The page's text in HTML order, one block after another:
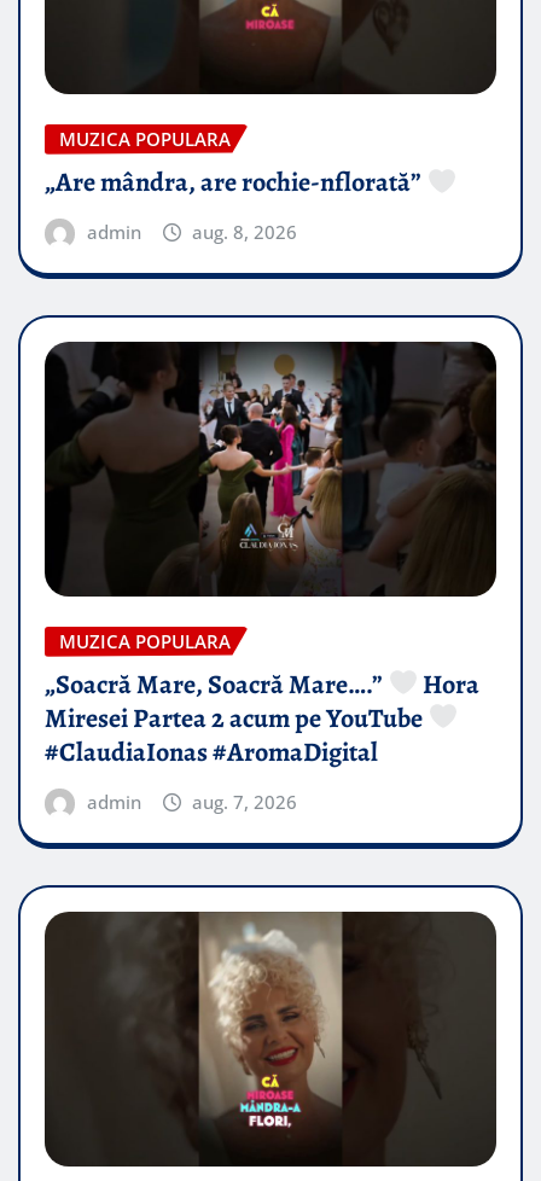
MUZICA POPULARA
„Are mândra, are rochie-nflorată”
admin aug. 8, 2026
MUZICA POPULARA
„Soacră Mare, Soacră Mare….”
Hora
Miresei Partea 2 acum pe YouTube
#ClaudiaIonas #AromaDigital
admin aug. 7, 2026